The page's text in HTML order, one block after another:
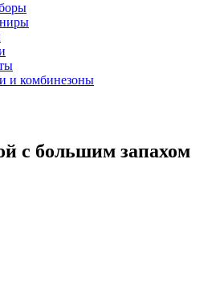
и комбинезоны
с большим запахом